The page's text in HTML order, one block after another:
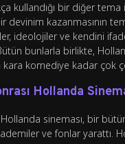
kullandığı bir diğer
devinim kazanmasının
ideolojiler ve kendini
bunlarla birlikte,
kara komediye kadar çok
Hollanda
Hollanda sineması, bir
ve fonlar yarattı.